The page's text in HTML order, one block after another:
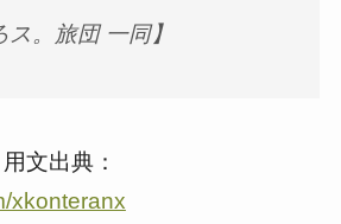
ス。旅団 一同】
文出典：
xkonteranx